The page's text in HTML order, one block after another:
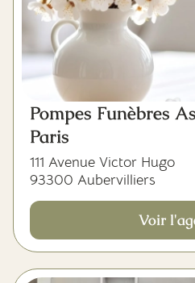
Pompes Funèbres
Paris
111 Avenue Victor Hugo
93300 Aubervilliers
Voir